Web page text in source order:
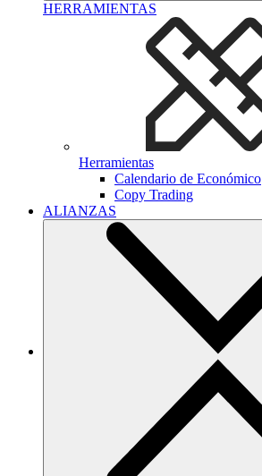
HERRAMIENTAS
Herramientas
Calendario de Económico
Copy Trading
ALIANZAS